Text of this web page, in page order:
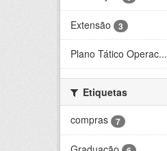
Extensão 3
Plano Tático Operac...
Etiquetas
compras
7